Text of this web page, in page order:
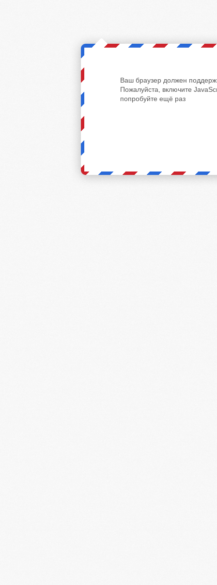
Ваш браузер должен
Пожалуйста, включите
попробуйте ещё раз